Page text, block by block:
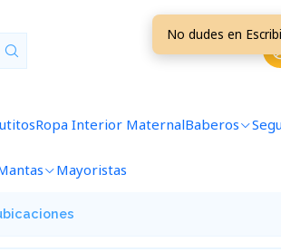
Ropa Interior MaternalBaberos
Mayoristas
No dudes en